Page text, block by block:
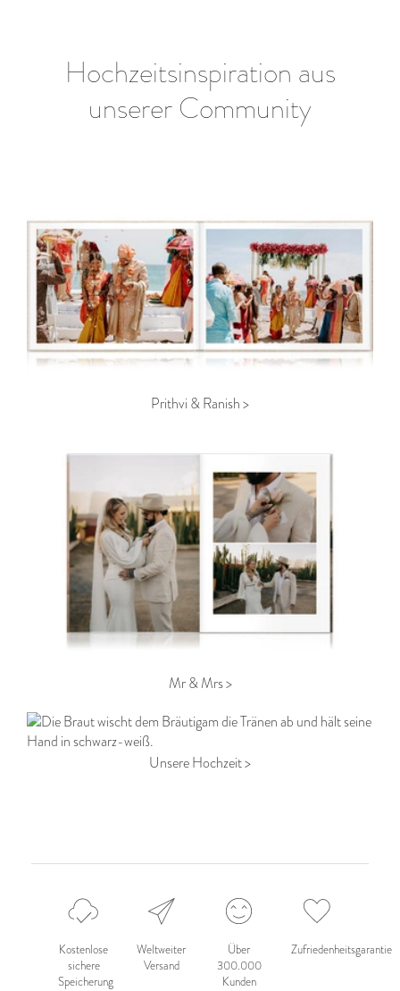
Hochzeitsinspiration aus
unserer Community
Prithvi & Ranish >
Mr & Mrs >
Unsere Hochzeit >
Kostenlose
sichere
Speicherung
Weltweiter
Versand
Über
300.000
Kunden
Zufriedenheitsgarantie